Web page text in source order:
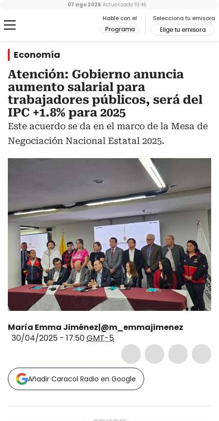
Hable con el
Programa
Selecciona tu emisora
Elige tu emisora
07 ago 2026 Actualizado 19:46
Economía
Atención: Gobierno anuncia
aumento salarial para
trabajadores públicos, será del
IPC +1.8% para 2025
Este acuerdo se da en el marco de la Mesa de
Negociación Nacional Estatal 2025.
María Emma Jiménez|@m_emmajimenez
30/04/2025 - 17:50GMT-5
Añadir Caracol Radio en Google